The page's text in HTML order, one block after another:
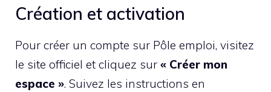
Création et activation
Pour créer un compte sur Pôle emploi, visitez
le site officiel et cliquez sur « Créer mon
espace ». Suivez les instructions en